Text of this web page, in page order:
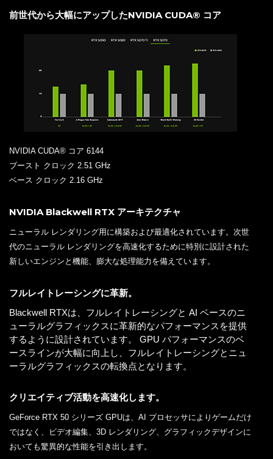
前世代から大幅にアップしたNVIDIA CUDA® コア
NVIDIA CUDA® コア 6144
ブースト クロック 2.51 GHz
ベース クロック 2.16 GHz
NVIDIA Blackwell RTX アーキテクチャ
ニューラル レンダリング用に構築および最適化されています。次世
代のニューラル レンダリングを高速化するために特別に設計された
新しいエンジンと機能、膨大な処理能力を備えています。
フルレイトレーシングに革新。
Blackwell RTXは、フルレイトレーシングと AI ベースのニ
ューラルグラフィックスに革新的なパフォーマンスを提供
するように設計されています。 GPU パフォーマンスのベ
ースラインが大幅に向上し、フルレイトレーシングとニュ
ーラルグラフィックスの転換点となります。
クリエイティブ活動を高速化します。
GeForce RTX 50 シリーズ GPUは、AI プロセッサによりゲームだけ
ではなく、ビデオ編集、3D レンダリング、グラフィックデザインに
おいても驚異的な性能を引き出します。